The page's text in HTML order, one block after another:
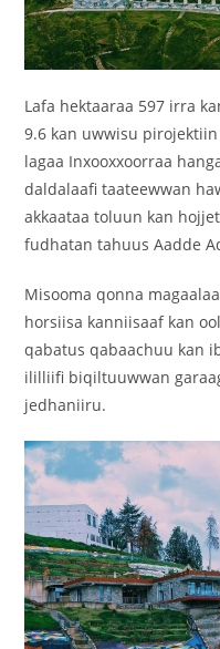
Lafa hektaaraa 597 irra
9.6 kan uwwisu
lagaa Inxooxxoorraa
daldalaafi taateewwan
akkaataa toluun kan
fudhatan tahuus Aadde
Misooma qonna
horsiisa kanniisaaf kan
qabatus qabaachuu kan
ililliifi biqiltuuwwan
jedhaniiru.